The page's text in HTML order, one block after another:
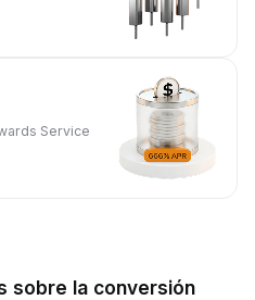
Service
sobre la conversión